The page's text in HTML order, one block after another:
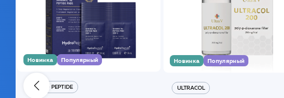
Новинка Популярный
HYDRO PEPTIDE
Новинка Популярный
ULTRACOL